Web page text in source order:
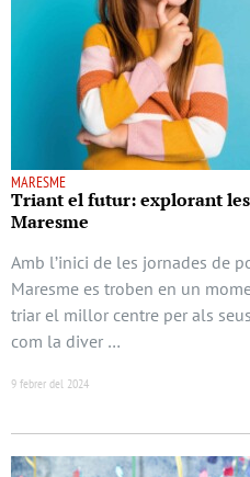
MARESME
Triant el futur: explorant
Maresme
Amb l’inici de les jornades de
Maresme es troben en un
triar el millor centre per als
com la diver …
9 febrer del 2024